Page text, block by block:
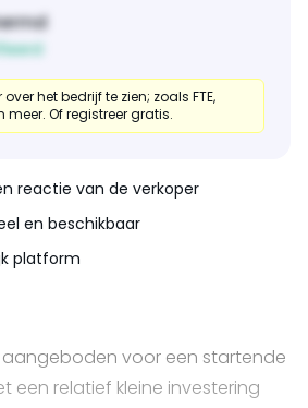
het bedrijf te zien; zoals FTE,
meer. Of registreer gratis.
reactie van de verkoper
en beschikbaar
platform
voor een startende
een relatief kleine investering